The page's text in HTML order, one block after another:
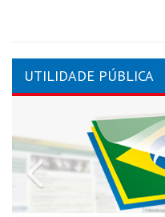
UTILIDADE PÚBLICA
Previous